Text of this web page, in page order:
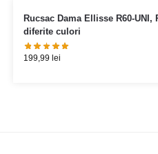
Rucsac Dama Ellisse R60-UNI,
diferite culori
199,99 lei